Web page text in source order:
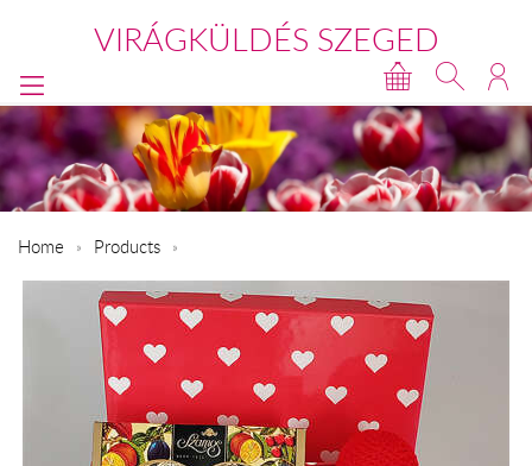
VIRÁGKÜLDÉS SZEGED
Home Products